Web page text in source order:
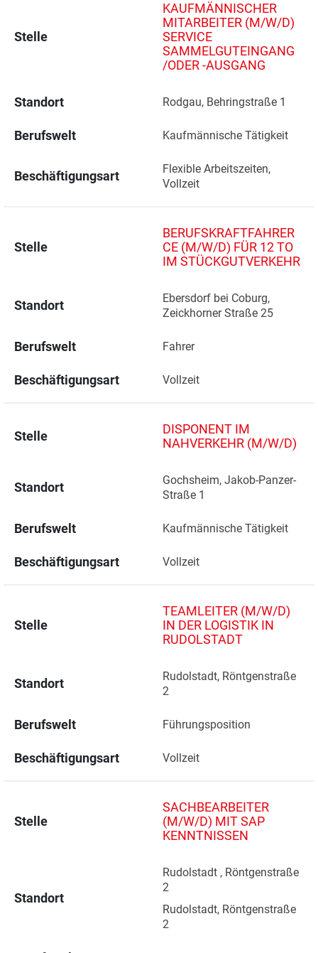
Stelle
KAUFMÄNNISCHER
MITARBEITER (M/W/D)
SERVICE
SAMMELGUTEINGANG
/ODER -AUSGANG
Standort Rodgau, Behringstraße 1
Berufswelt Kaufmännische Tätigkeit
Beschäftigungsart
Flexible Arbeitszeiten,
Vollzeit
Stelle
BERUFSKRAFTFAHRER
CE (M/W/D) FÜR 12 TO
IM STÜCKGUTVERKEHR
Standort
Ebersdorf bei Coburg,
Zeickhorner Straße 25
Berufswelt Fahrer
Beschäftigungsart Vollzeit
Stelle
DISPONENT IM
NAHVERKEHR (M/W/D)
Standort
Gochsheim, Jakob-Panzer-
Straße 1
Berufswelt Kaufmännische Tätigkeit
Beschäftigungsart Vollzeit
Stelle
TEAMLEITER (M/W/D)
IN DER LOGISTIK IN
RUDOLSTADT
Standort
Rudolstadt, Röntgenstraße
2
Berufswelt Führungsposition
Beschäftigungsart Vollzeit
Stelle
SACHBEARBEITER
(M/W/D) MIT SAP
KENNTNISSEN
Standort
Rudolstadt , Röntgenstraße
2
Rudolstadt, Röntgenstraße
2